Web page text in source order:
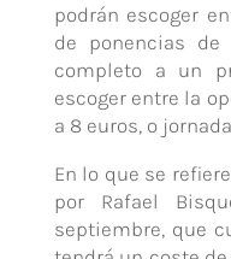
podrán escoger
de ponencias de
completo a un
escoger entre la
a 8 euros, o
En lo que se
por Rafael
septiembre, que